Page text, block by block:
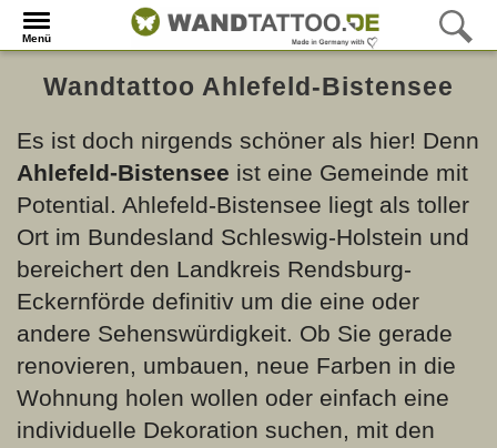
Menü
Wandtattoo Ahlefeld-Bistensee
Es ist doch nirgends schöner als hier! Denn
Ahlefeld-Bistensee ist eine Gemeinde mit
Potential. Ahlefeld-Bistensee liegt als toller
Ort im Bundesland Schleswig-Holstein und
bereichert den Landkreis Rendsburg-
Eckernförde definitiv um die eine oder
andere Sehenswürdigkeit. Ob Sie gerade
renovieren, umbauen, neue Farben in die
Wohnung holen wollen oder einfach eine
individuelle Dekoration suchen, mit den